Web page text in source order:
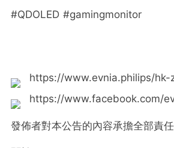
#QDOLED #gamingmonitor
https://www.evnia.philips/hk-
https://www.facebook.com/
發佈者對本公告的內容承擔全部責任